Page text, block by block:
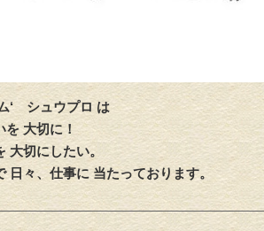
‘ シュウプロ は
大切に！
大切にしたい。
日々、仕事に 当たっております。